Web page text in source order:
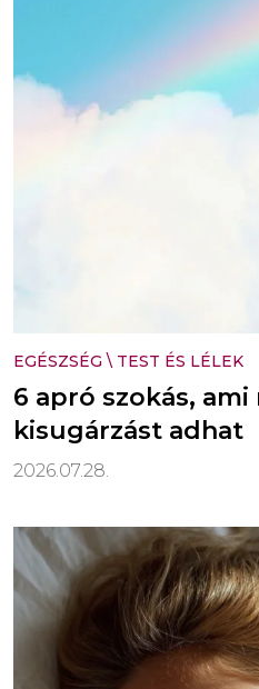
EGÉSZSÉG \ TEST ÉS LÉLEK
6 apró szokás,
kisugárzást adhat
2026.07.28.